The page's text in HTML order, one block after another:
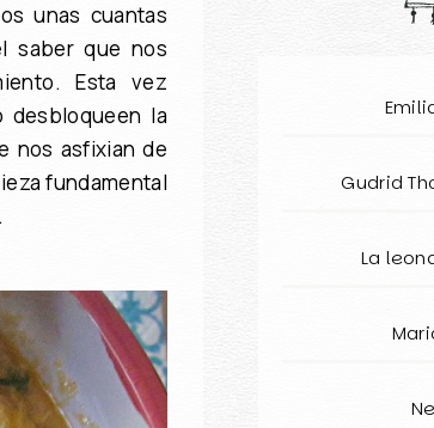
unas cuantas
saber que nos
Esta vez
desbloqueen la
nos asfixian de
fundamental
Gudrid
La